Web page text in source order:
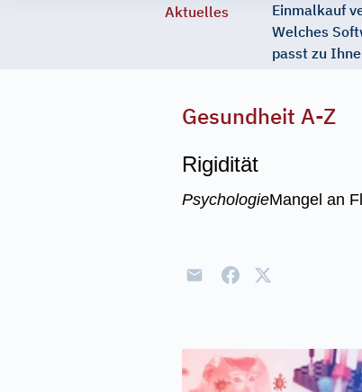
Aktuelles
Einmalkauf
Welches
passt zu
Gesundheit A-Z
Rigidität
PsychologieMangel an